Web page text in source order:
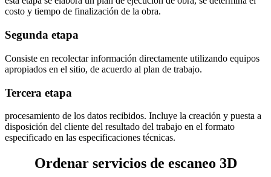
costo y tiempo de finalización de la obra.
Segunda etapa
Consiste en recolectar información directamente utilizando equipos
apropiados en el sitio, de acuerdo al plan de trabajo.
Tercera etapa
procesamiento de los datos recibidos. Incluye la creación y puesta a
disposición del cliente del resultado del trabajo en el formato
especificado en las especificaciones técnicas.
Ordenar servicios de escaneo 3D